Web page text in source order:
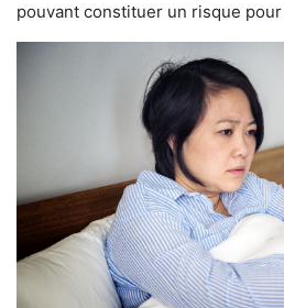
pouvant constituer un risque pour